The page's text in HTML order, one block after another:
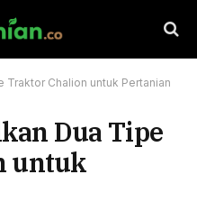
Traktor Chalion untuk Pertanian
Dua Tipe
untuk